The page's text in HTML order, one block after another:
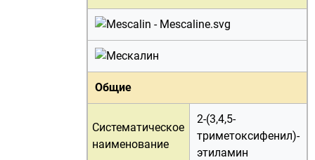
Общие
Систематическое
наименование
2-(3,4,5-
триметоксифенил)-
этиламин